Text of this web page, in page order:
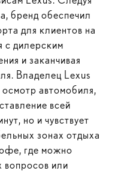
бренд обеспечил
для клиентов на
с дилерским
и заканчивая
Владелец Lexus
автомобиля,
всей
но и чувствует
зонах отдыха
где можно
вопросов или